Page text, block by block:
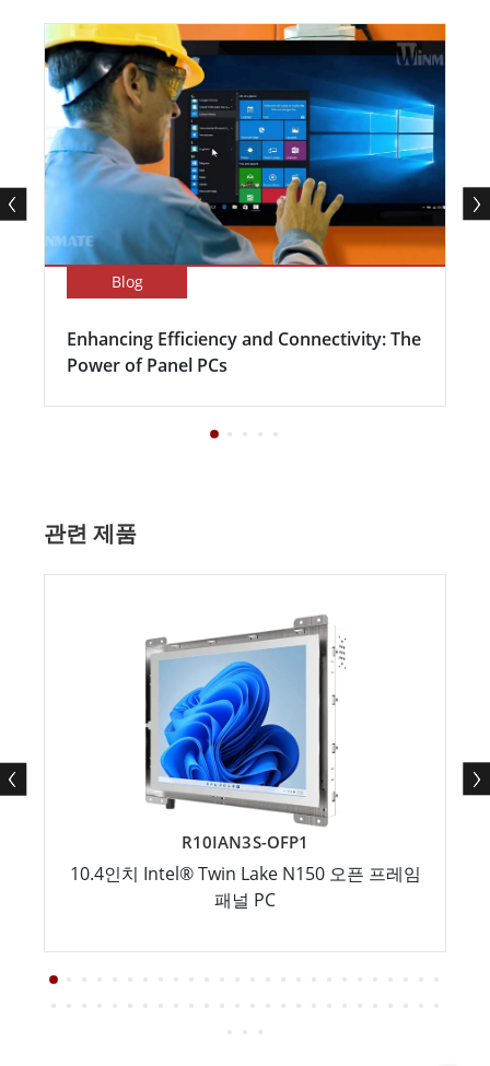
Blog
Enhancing Efficiency and Connectivity: The
Power of Panel PCs
관련 제품
R10IAN3S-OFP1
10.4인치 Intel® Twin Lake N150 오픈 프레임
패널 PC